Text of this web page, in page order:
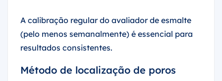
A calibração regular do avaliador de esmalte
(pelo menos semanalmente) é essencial para
resultados consistentes.
Método de localização de poros